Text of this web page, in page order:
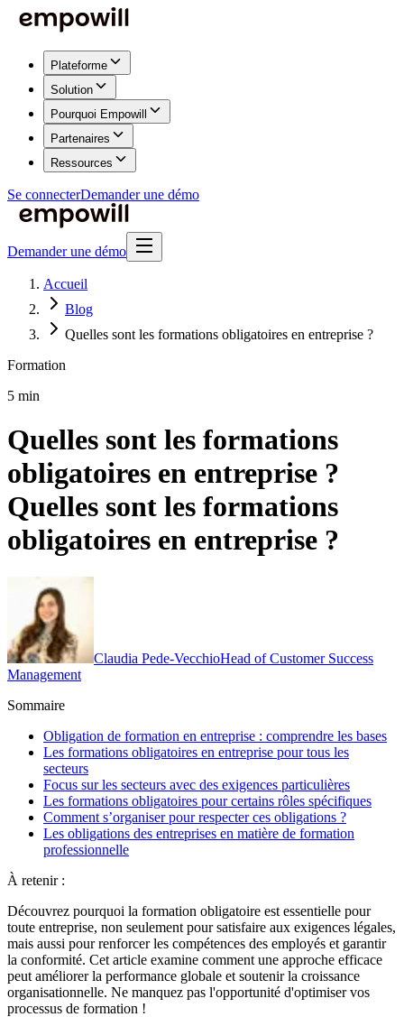
Plateforme
Solution
Pourquoi Empowill
Partenaires
Ressources
Se connecterDemander une démo
Demander une démo
Accueil
Blog
Quelles sont les formations obligatoires en entreprise ?
Formation
5 min
Quelles sont les formations
obligatoires en entreprise ?
Quelles sont les formations
obligatoires en entreprise ?
Claudia Pede-VecchioHead of Customer Success
Management
Sommaire
Obligation de formation en entreprise : comprendre les bases
Les formations obligatoires en entreprise pour tous les
secteurs
Focus sur les secteurs avec des exigences particulières
Les formations obligatoires pour certains rôles spécifiques
Comment s’organiser pour respecter ces obligations ?
Les obligations des entreprises en matière de formation
professionnelle
À retenir :
Découvrez pourquoi la formation obligatoire est essentielle pour
toute entreprise, non seulement pour satisfaire aux exigences légales,
mais aussi pour renforcer les compétences des employés et garantir
la conformité. Cet article examine comment une approche efficace
peut améliorer la performance globale et soutenir la croissance
organisationnelle. Ne manquez pas l'opportunité d'optimiser vos
processus de formation !